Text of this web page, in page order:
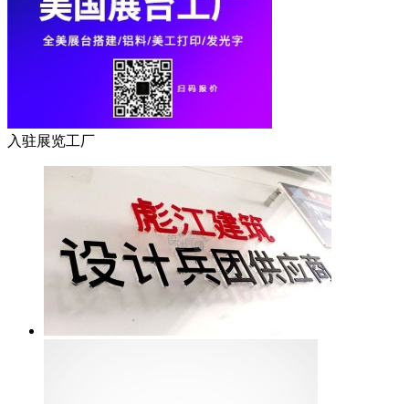
入驻展览工厂